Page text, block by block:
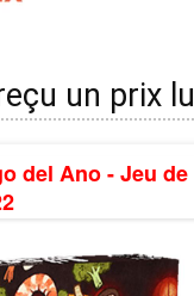
un prix
del Ano - Jeu de